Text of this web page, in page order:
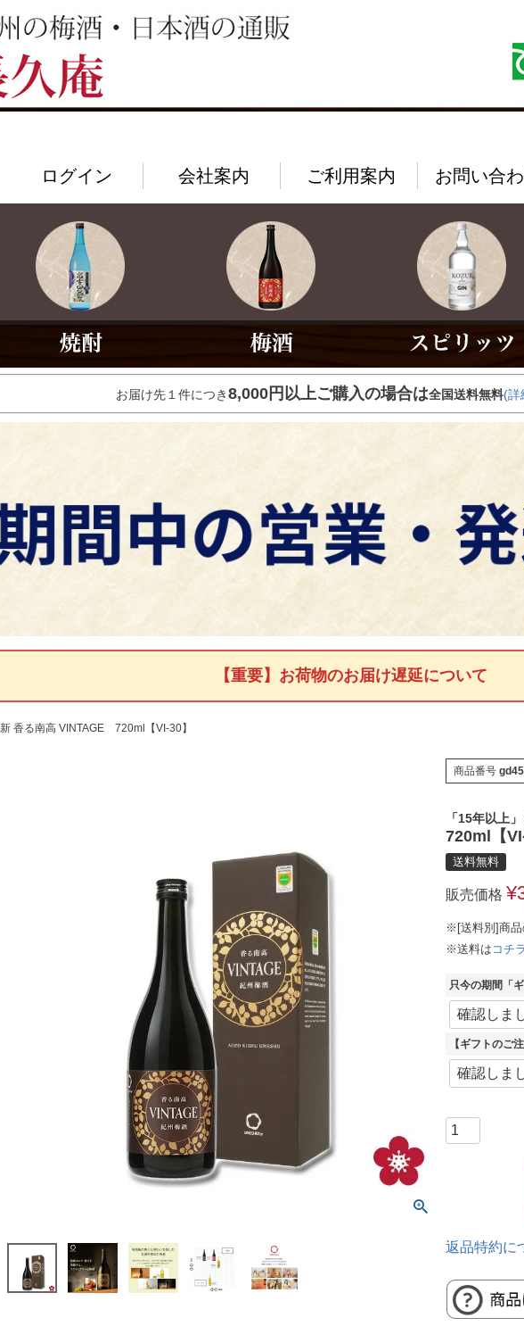
ログイン 会社案内 ご利用案内 お問い合
お届け先１件につき8,000円以上ご購入の場合は全国送料無料(詳
【重要】お荷物のお届け遅延について
新 香る南高 VINTAGE 720ml【VI-30】
商品番号
「15年以上
720ml【VI-
送料無料
販売価格 ¥
※[送料別]商品
※送料は コチ
只今の期間「
【ギフトのご
返品特約に